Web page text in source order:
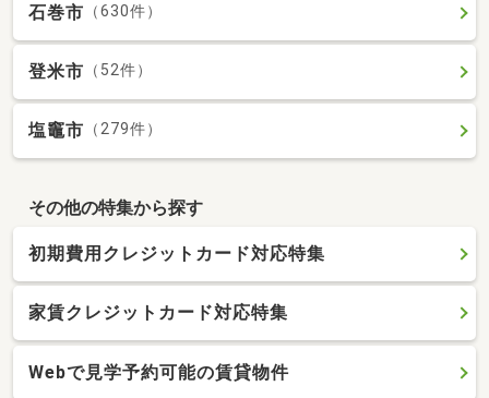
石巻市 （630件）
登米市 （52件）
塩竈市 （279件）
その他の特集から探す
初期費用クレジットカード対応特集
家賃クレジットカード対応特集
Webで見学予約可能の賃貸物件